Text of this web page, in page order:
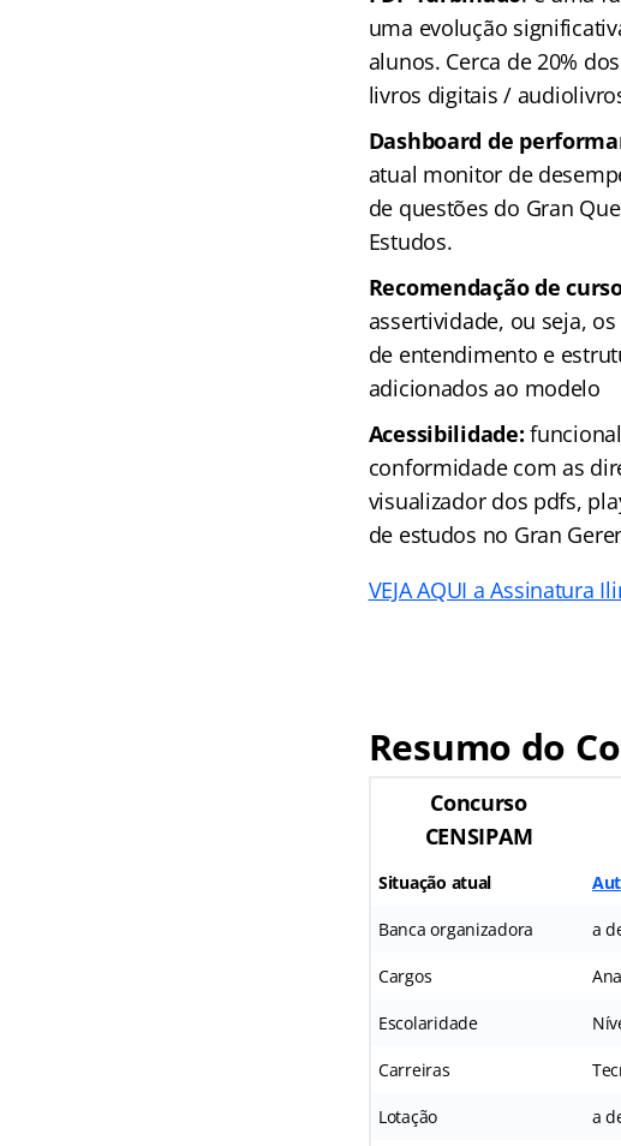
uma evolução
alunos. Cerca de 20%
livros digitais /
Dashboard de
atual monitor de
de questões do Gran
Estudos.
Recomendação de
assertividade, ou seja,
de entendimento e
adicionados ao modelo
Acessibilidade:
conformidade com as
visualizador dos pdfs,
de estudos no Gran
VEJA AQUI a Assinatura
Resumo do
Concurso
CENSIPAM
Situação atual
Banca organizadora a
Cargos
Escolaridade
Carreiras
Lotação a